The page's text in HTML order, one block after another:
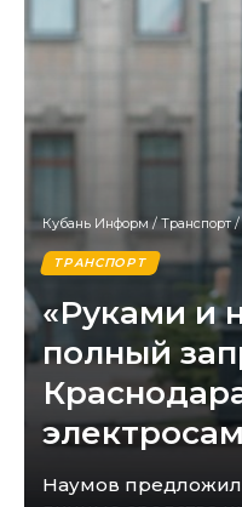
Кубань Информ /Транспорт/
ТРАНСПОРТ
«Руками и
полный
Наумов